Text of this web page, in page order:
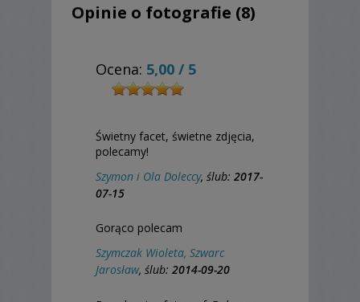
Opinie o fotografie (8)
Ocena: 5,00 / 5
Świetny facet, świetne zdjęcia,
polecamy!
Szymon i Ola Doleccy, ślub: 2017-
07-15
Gorąco polecam
Szymczak Wioleta, Szwarc
Jarosław, ślub: 2014-09-20